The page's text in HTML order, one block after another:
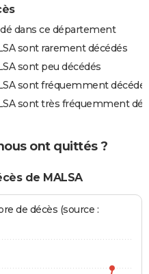
dans ce département
sont rarement décédés
sont peu décédés
sont fréquemment
sont très fréquemment
ont quittés ?
de MALSA
de décès (source :